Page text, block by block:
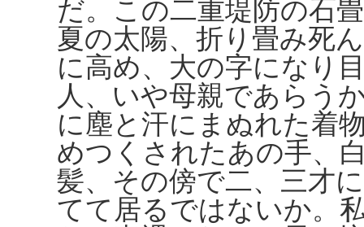
だ。この二重堤防の石
夏の太陽、折り畳み死
に高め、大の字になり
人、いや母親であらう
に塵と汗にまぬれた着
めつくされたあの手、
髪、その傍で二、三才
てて居るではないか。